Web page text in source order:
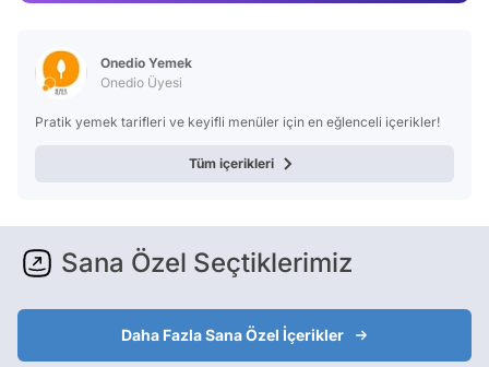
Onedio Yemek
Onedio Üyesi
Pratik yemek tarifleri ve keyifli menüler için en eğlenceli içerikler!
Tüm içerikleri
Sana Özel Seçtiklerimiz
Daha Fazla Sana Özel İçerikler